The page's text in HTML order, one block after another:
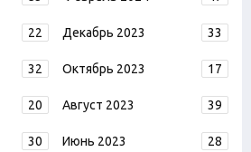
22 Декабрь 2023 33
32 Октябрь 2023 17
20 Август 2023 39
30 Июнь 2023 28